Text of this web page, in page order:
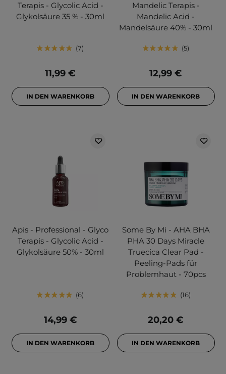
Terapis - Glycolic Acid -
Glykolsäure 35 % - 30ml
7
11,99 €
IN DEN WARENKORB
Mandelic Terapis -
Mandelic Acid -
Mandelsäure 40% - 30ml
5
12,99 €
IN DEN WARENKORB
Apis - Professional - Glyco
Terapis - Glycolic Acid -
Glykolsäure 50% - 30ml
6
14,99 €
IN DEN WARENKORB
Some By Mi - AHA BHA
PHA 30 Days Miracle
Truecica Clear Pad -
Peeling-Pads für
Problemhaut - 70pcs
16
20,20 €
IN DEN WARENKORB